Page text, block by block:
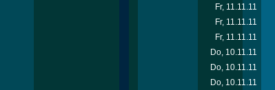
Fr, 11.11.11
Fr, 11.11.11
Fr, 11.11.11
Do, 10.11.11
Do, 10.11.11
Do, 10.11.11